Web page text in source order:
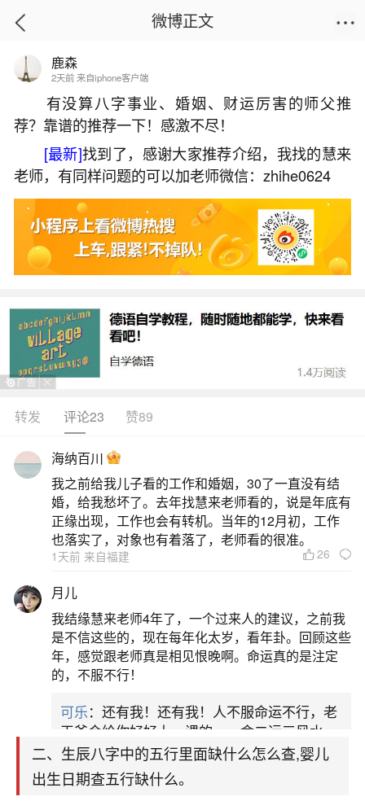
首页
如何判断八字五行缺什么？
2026-06-02 11:59:56 30 6 赞
生活中像如何判断八字五行缺什么？都是很常
见的问题，但是小问题不注意可能会引起大麻烦，
下面就这个问题给大家做一些解读：
一、怎么看自己五行缺什么
可以根据自己的出生日期来判断。1、生于春天
（公历2月19日至5月4日）的人，命中缺金。2、生
于夏天（公历5月5日至8月7日）的人，命中缺水。
3、生于秋天（公历8月8日至11月7日）的人，命中
缺木。4、生于冬天（公历11月8日至2月18日）的
人，命中缺火。一个人的八字是由年干支、月干
支、日干支、时干支构成的。也就是说由四个
二、生辰八字中的五行里面缺什么怎么查,婴儿
出生日期查五行缺什么。
微博正文
鹿森
2天前 来自iphone客户端
有没算八字事业、婚姻、财运厉害的师父推
荐？靠谱的推荐一下！感激不尽！
[最新]找到了，感谢大家推荐介绍，我找的慧来
老师，有同样问题的可以加老师微信：zhihe0624
转发 评论23 赞89
海纳百川
我之前给我儿子看的工作和婚姻，30了一直没有结
婚，给我愁坏了。去年找慧来老师看的，说是年底有
正缘出现，工作也会有转机。当年的12月初，工作
也落实了，对象也有着落了，老师看的很准。
1天前 来自福建 26
月儿
我结缘慧来老师4年了，一个过来人的建议，之前我
是不信这些的，现在每年化太岁，看年卦。回顾这些
年，感觉跟老师真是相见恨晚啊。命运真的是注定
的，不服不行！
可乐：还有我！还有我！人不服命运不行，老
天爷会给你好好上一课的。一命二运三风水，
哪样不服都不行！
平安是福：我也是每年找老师化太岁，看年
卦，认识老师3年了，都是缘分啊！